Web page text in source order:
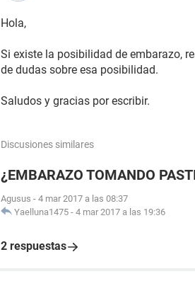
Hola,
Si existe la posibilidad de embarazo,
de dudas sobre esa posibilidad.
Saludos y gracias por escribir.
Discusiones similares
¿EMBARAZO TOMANDO
Agusus - 4 mar 2017 a las 08:37
Yaelluna1475 - 4 mar 2017 a las 19:36
2 respuestas